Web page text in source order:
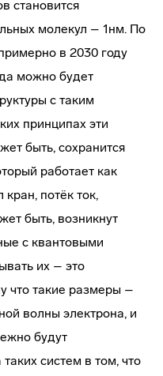
становится
молекул – 1нм. По
в 2030 году
можно будет
с таким
принципах эти
быть, сохранится
работает как
потёк ток,
быть, возникнут
с квантовыми
их – это
что такие размеры –
волны электрона, и
будут
систем в том, что